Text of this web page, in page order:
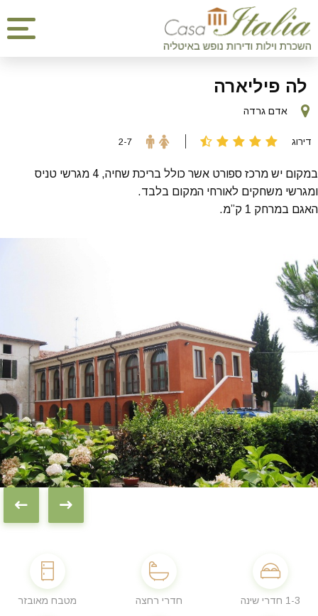
לה פיליארה
דירוג 2-7
אדם גרדה
במקום יש מרכז ספורט אשר כולל בריכת שחיה, 4 מגרשי טניס
ומגרשי משחקים לאורחי המקום בלבד.
האגם במרחק 1 ק”מ.
1-3 חדרי שינה חדרי רחצה מטבח מאובזר